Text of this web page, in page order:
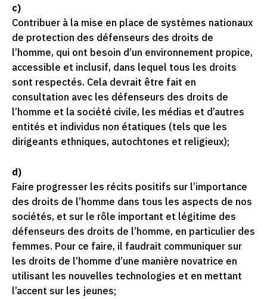
c)
Contribuer à la mise en place de systèmes nationaux
de protection des défenseurs des droits de
l’homme, qui ont besoin d’un environnement propice,
accessible et inclusif, dans lequel tous les droits
sont respectés. Cela devrait être fait en
consultation avec les défenseurs des droits de
l’homme et la société civile, les médias et d’autres
entités et individus non étatiques (tels que les
dirigeants ethniques, autochtones et religieux);
d)
Faire progresser les récits positifs sur l’importance
des droits de l’homme dans tous les aspects de nos
sociétés, et sur le rôle important et légitime des
défenseurs des droits de l’homme, en particulier des
femmes. Pour ce faire, il faudrait communiquer sur
les droits de l’homme d’une manière novatrice en
utilisant les nouvelles technologies et en mettant
l’accent sur les jeunes;